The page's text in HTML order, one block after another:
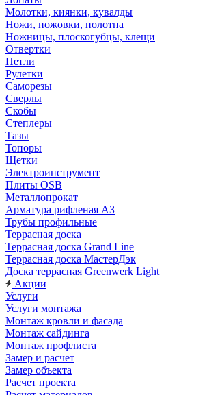
Молотки, киянки, кувалды
Ножи, ножовки, полотна
Ножницы, плоскогубцы, клещи
Отвертки
Петли
Рулетки
Саморезы
Сверлы
Скобы
Степлеры
Тазы
Топоры
Щетки
Электроинструмент
Плиты OSB
Металлопрокат
Арматура рифленая АЗ
Трубы профильные
Террасная доска
Террасная доска Grand Line
Террасная доска МастерДэк
Доска террасная Greenwerk Light
Акции
Услуги
Услуги монтажа
Монтаж кровли и фасада
Монтаж сайдинга
Монтаж профлиста
Замер и расчет
Замер объекта
Расчет проекта